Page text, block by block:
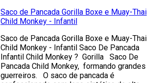
Saco de Pancada Gorilla Boxe e Muay-Thai
Child Monkey - Infantil
Saco de Pancada Gorilla Boxe e Muay-Thai
Child Monkey - Infantil Saco De Pancada
Infantil Child Monkey ? Gorilla Saco De
Pancada Child Monkey, formando grandes
guerreiros. O saco de pancada é